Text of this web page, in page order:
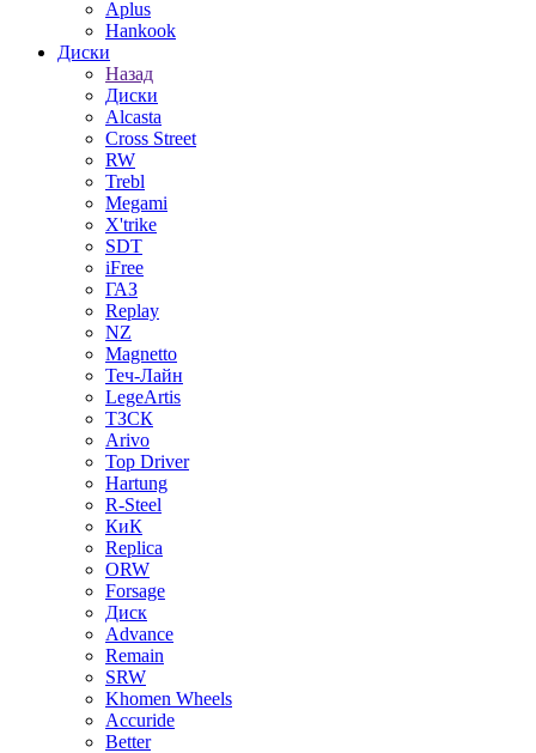
Aplus
Hankook
Диски
Назад
Диски
Alcasta
Cross Street
RW
Trebl
Megami
X'trike
SDT
iFree
ГАЗ
Replay
NZ
Magnetto
Теч-Лайн
LegeArtis
ТЗСК
Arivo
Top Driver
Hartung
R-Steel
КиК
Replica
ORW
Forsage
Диск
Advance
Remain
SRW
Khomen Wheels
Accuride
Better